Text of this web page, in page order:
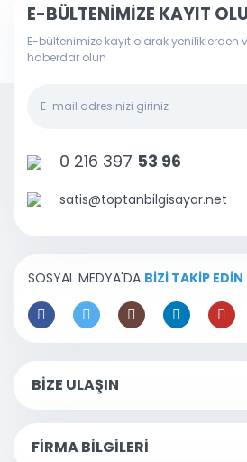
E-BÜLTENİMİZE KAYIT
E-bültenimize kayıt olarak
haberdar olun
0 216 397 53 96
satis@toptanbilgisayar.net
SOSYAL MEDYA'DA BİZİ TAKİP EDİN
BİZE ULAŞIN
FİRMA BİLGİLERİ